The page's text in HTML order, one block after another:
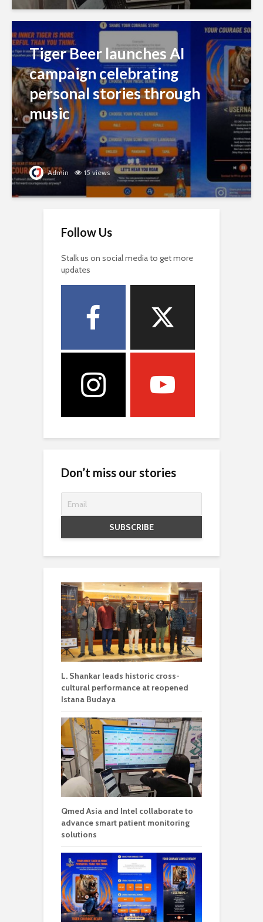
Tiger Beer launches AI
campaign celebrating
personal stories through
music
Admin 15 views
Follow Us
Stalk us on social media to get more
updates
Don’t miss our stories
L. Shankar leads historic cross-
cultural performance at reopened
Istana Budaya
Qmed Asia and Intel collaborate to
advance smart patient monitoring
solutions